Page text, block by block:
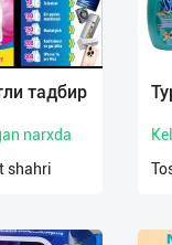
тадбир
narxda
shahri